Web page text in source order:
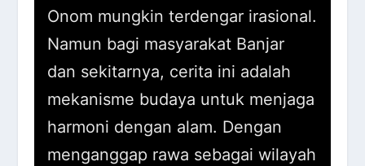
Onom mungkin terdengar irasional.
Namun bagi masyarakat Banjar
dan sekitarnya, cerita ini adalah
mekanisme budaya untuk menjaga
harmoni dengan alam. Dengan
menganggap rawa sebagai wilayah